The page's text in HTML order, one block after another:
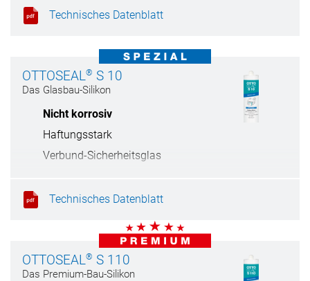
Technisches Datenblatt
OTTOSEAL® S 10
Das Glasbau-Silikon
Nicht korrosiv
Haftungsstark
Verbund-Sicherheitsglas
Technisches Datenblatt
OTTOSEAL® S 110
Das Premium-Bau-Silikon